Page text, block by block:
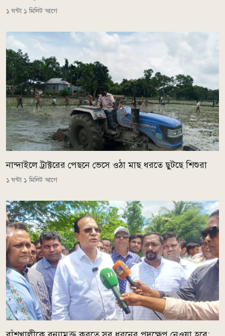
১ ঘন্টা ১ মিনিট আগে
নান্দাইলে ট্রাক্টরের পেছনে ভেসে ওঠা মাছ ধরতে ছুটছে শিশুরা
১ ঘন্টা ১ মিনিট আগে